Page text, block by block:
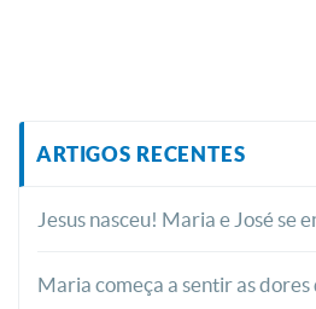
ARTIGOS RECENTES
Jesus nasceu! Maria e José se
Maria começa a sentir as